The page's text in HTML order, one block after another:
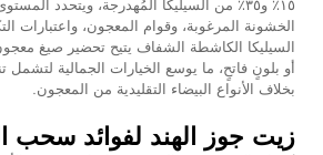
١٥٪ و٣٥٪ من السيليكا المُهدرجة، ويتحدد
الخشونة المرغوبة، وقوام المعجون، واعتبارات
السيليكا الكاشطة الشفاف يتيح تحضير صيغ
أو بلونٍ فاتحٍ، ما يوسع الخيارات الجمالية لتشمل
بخلاف الأنواع البيضاء التقليدية من المعجون.
زيت جوز الهند لفوائد سحب